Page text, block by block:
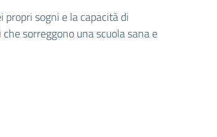
propri sogni e la capacità di
sorreggono una scuola sana e